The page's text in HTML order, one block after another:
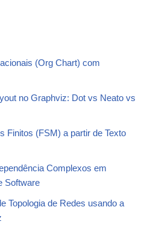
(Org Chart) com
no Graphviz: Dot vs Neato vs
Finitos (FSM) a partir de Texto
Complexos em
Software
Topologia de Redes usando a